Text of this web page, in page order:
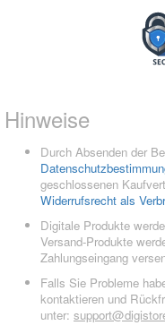
Hinweise
Durch Absenden der
geschlossenen
Widerrufsrecht als
Digitale Produkte
Versand-Produkte
Zahlungseingang
Falls Sie Probleme
kontaktieren und
unter: